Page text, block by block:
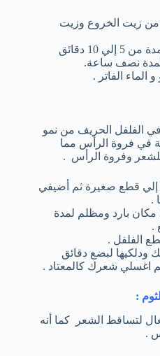
زيت الخروع وزيت
دلكي فروة رأسك بالخليط لمدة من 5 إلي 10 دقائق
نصف ساعة.
الفاتر .
الفلفل الحريف من نمو
في فروة الرأس مما
وفروة الرأس .
إلي قطع صغيرة ثم أضيفي
بارد ومظلم لمدة
.
الفلفل .
لبضع دقائق
اغسلي شعرك كالمعتاد .
لتساقط الشعر كما أنه
.